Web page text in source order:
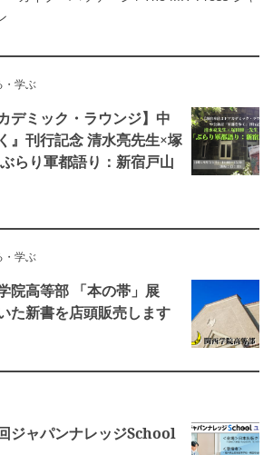
・学ぶ
デミック・ラウンジ】中
』刊行記念 清水亮先生×塚
らり軍都語り：新宿戸山
・学ぶ
院高等部 「本の帯」展
た新書を店頭販売します
ジャパンナレッジSchool